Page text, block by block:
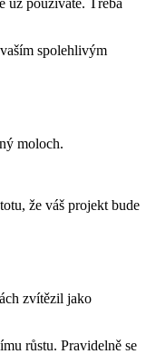
spolehlivým
moloch.
že váš projekt bude
zvítězil jako
růstu. Pravidelně se